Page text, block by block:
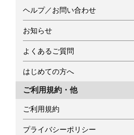
ヘルプ／お問い合わせ
お知らせ
よくあるご質問
はじめての方へ
ご利用規約・他
ご利用規約
プライバシーポリシー